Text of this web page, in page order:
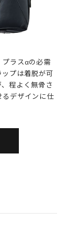
プラスαの必需
プは着脱が可
程よく無骨さ
デザインに仕